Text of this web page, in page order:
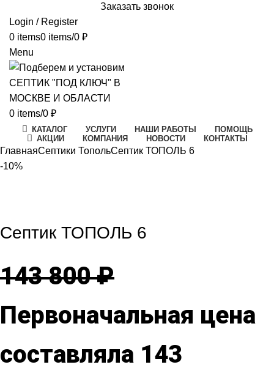
Заказать звонок
Login / Register
0 items0 items/0 ₽
Menu
0 items/0 ₽
КАТАЛОГ УСЛУГИ НАШИ РАБОТЫ
ПОМОЩЬ
АКЦИИ
КОМПАНИЯ НОВОСТИ КОНТАКТЫ
ГлавнаяСептики ТопольСептик ТОПОЛЬ 6
-10%
Септик ТОПОЛЬ 6
143 800₽
Первоначальная цена
составляла 143